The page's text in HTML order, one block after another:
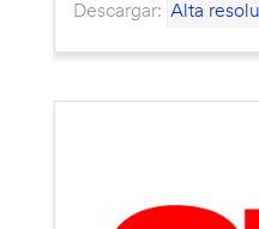
Descargar: Alta